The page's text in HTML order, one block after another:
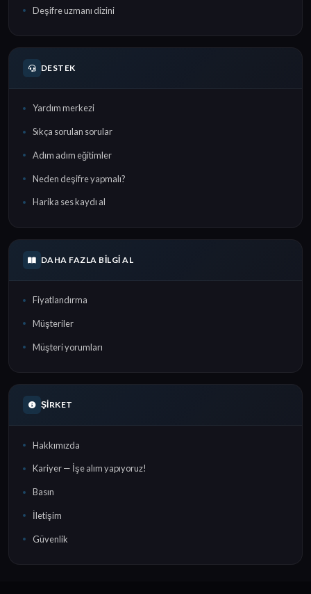
Deşifre uzmanı dizini
DESTEK
Yardım merkezi
Sıkça sorulan sorular
Adım adım eğitimler
Neden deşifre yapmalı?
Harika ses kaydı al
DAHA FAZLA BILGI AL
Fiyatlandırma
Müşteriler
Müşteri yorumları
ŞIRKET
Hakkımızda
Kariyer — İşe alım yapıyoruz!
Basın
İletişim
Güvenlik